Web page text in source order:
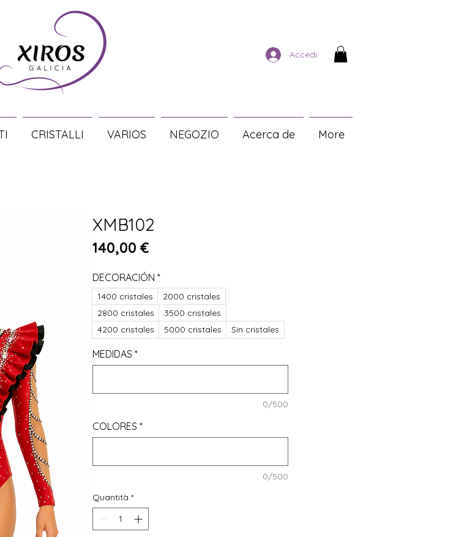
Accedi
CRISTALLI VARIOS NEGOZIO Acerca de More
XMB102
140,00 €
DECORACIÓN *
1400 cristales
2000 cristales
2800 cristales
3500 cristales
4200 cristales
5000 cristales Sin cristales
MEDIDAS *
0/500
COLORES *
0/500
Quantità *